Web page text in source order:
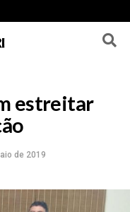
estreitar
de 2019